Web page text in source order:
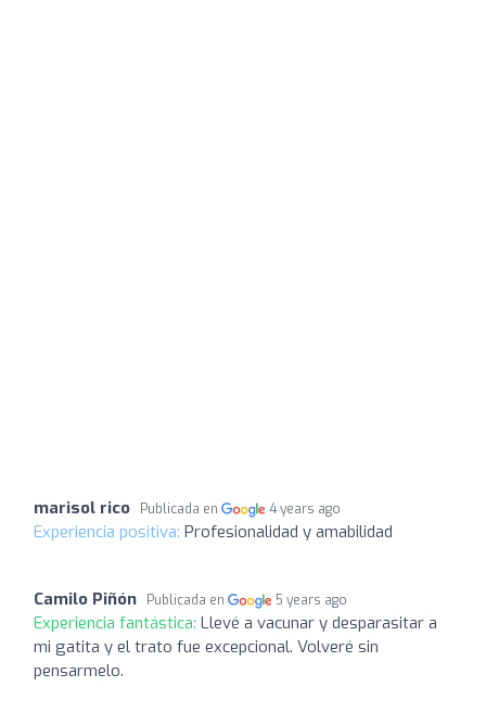
marisol rico Publicada en 4 years ago
Experiencia positiva: Profesionalidad y amabilidad
Camilo Piñón Publicada en 5 years ago
Experiencia fantástica: Llevé a vacunar y desparasitar a
mi gatita y el trato fue excepcional. Volveré sin
pensarmelo.